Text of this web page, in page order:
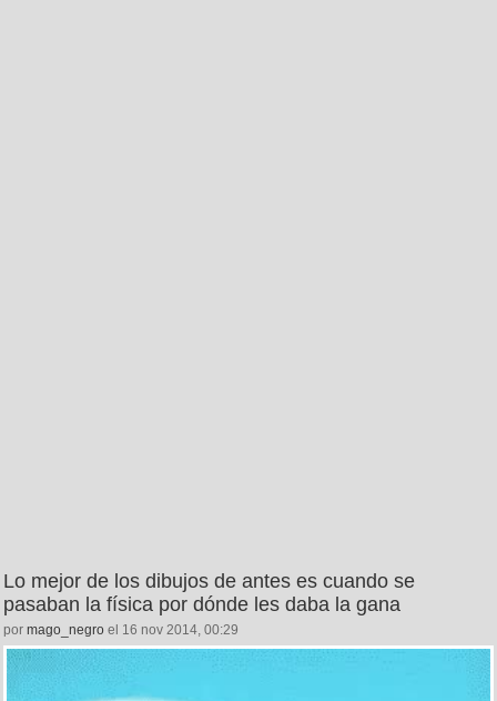
Lo mejor de los dibujos de antes es cuando se
pasaban la física por dónde les daba la gana
por mago_negro el 16 nov 2014, 00:29